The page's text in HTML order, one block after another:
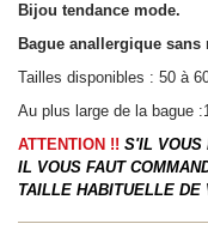
Bijou tendance mode.
Bague anallergique sans
Tailles disponibles : 50 à
Au plus large de la bague
ATTENTION !! S'IL VOUS
IL VOUS FAUT
TAILLE HABITUELLE DE